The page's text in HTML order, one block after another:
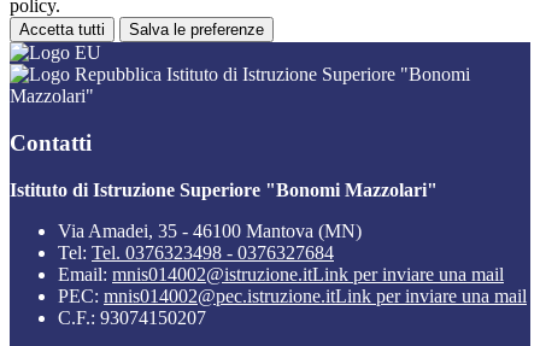
policy.
Accetta tutti Salva le preferenze
Istituto di Istruzione Superiore "Bonomi
Mazzolari"
Contatti
Istituto di Istruzione Superiore "Bonomi Mazzolari"
Via Amadei, 35 - 46100 Mantova (MN)
Tel: Tel. 0376323498 - 0376327684
Email: mnis014002@istruzione.itLink per inviare una mail
PEC: mnis014002@pec.istruzione.itLink per inviare una mail
C.F.: 93074150207